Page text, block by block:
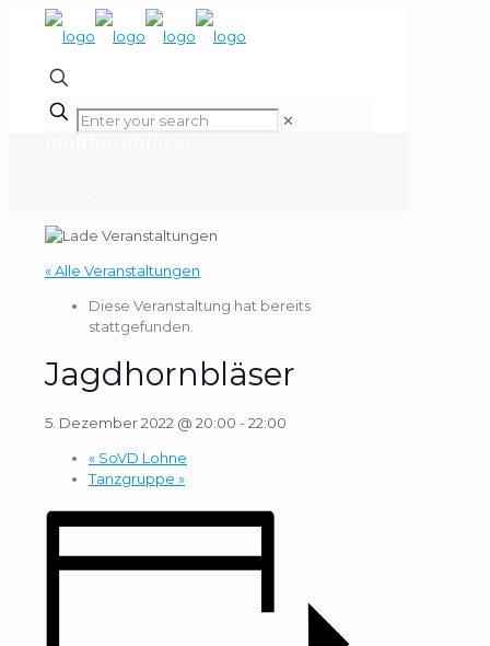
✕
« Alle Veranstaltungen
Diese Veranstaltung hat bereits
stattgefunden.
Jagdhornbläser
5. Dezember 2022 @ 20:00 -22:00
« SoVD Lohne
Tanzgruppe »